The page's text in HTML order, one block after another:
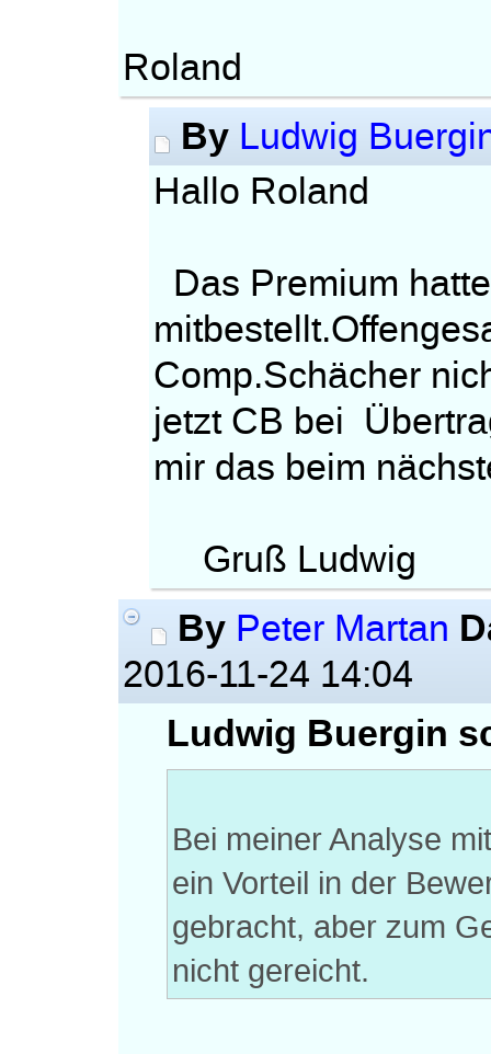
Roland
By Ludwig
Hallo Roland
Das Premium
Comp.Schächer
jetzt CB bei
mir das beim
Gruß Ludwig
By Peter Martan
2016-11-24 14:04
Ludwig Buergin
Bei meiner Analyse
ein Vorteil in der
gebracht, aber zum
nicht gereicht.